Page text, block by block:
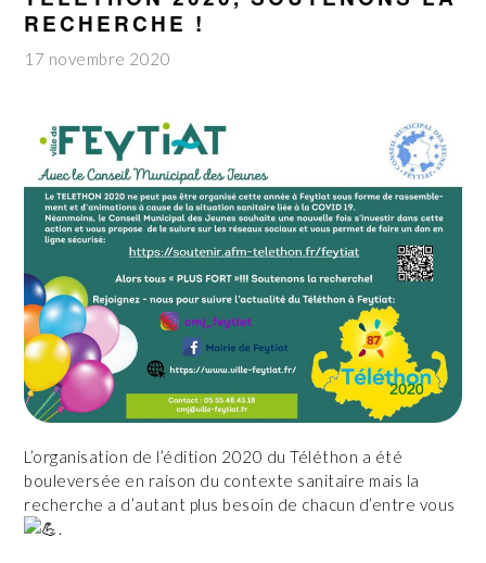
RECHERCHE !
17 novembre 2020
L’organisation de l’édition 2020 du Téléthon a été
bouleversée en raison du contexte sanitaire mais la
recherche a d’autant plus besoin de chacun d’entre vous
.